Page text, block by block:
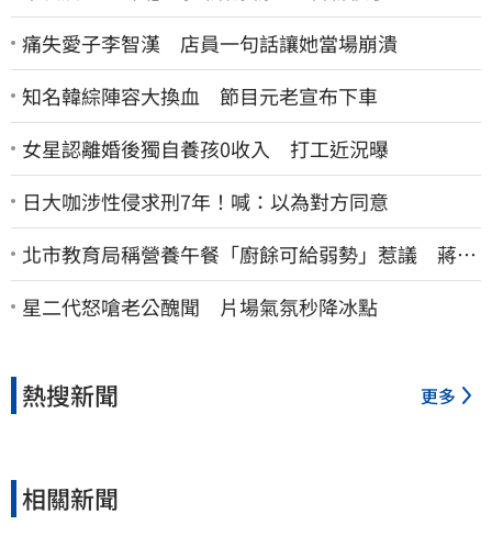
痛失愛子李智漢 店員一句話讓她當場崩潰
知名韓綜陣容大換血 節目元老宣布下車
女星認離婚後獨自養孩0收入 打工近況曝
日大咖涉性侵求刑7年！喊：以為對方同意
北市教育局稱營養午餐「廚餘可給弱勢」惹議 蔣萬
安急喊：不會這樣做
星二代怒嗆老公醜聞 片場氣氛秒降冰點
熱搜新聞 更多
相關新聞